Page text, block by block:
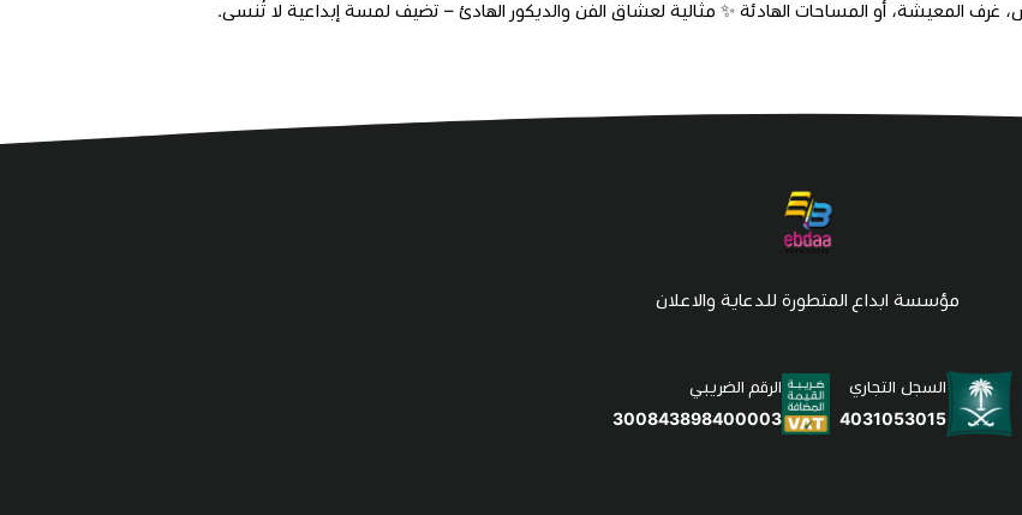
غرف المعيشة، أو المساحات الهادئة ✨ مثالية لعشّاق الفن والديكور الهادئ – تضيف لمسة إبداعية لا تُنسى.
مؤسسة ابداع المتطورة للدعاية والاعلان
السجل التجاري
4031053015
الرقم الضريبي
300843898400003